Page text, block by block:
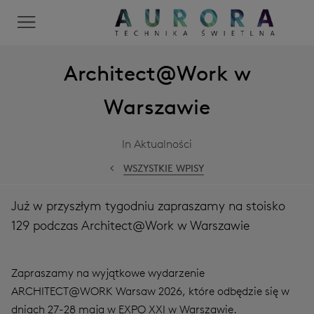
Architect@Work w
Warszawie
In Aktualności
WSZYSTKIE WPISY
Już w przyszłym tygodniu zapraszamy na stoisko
129 podczas Architect@Work w Warszawie
Zapraszamy na wyjątkowe wydarzenie
ARCHITECT@WORK Warsaw 2026, które odbędzie się w
dniach 27-28 maja w EXPO XXI w Warszawie.